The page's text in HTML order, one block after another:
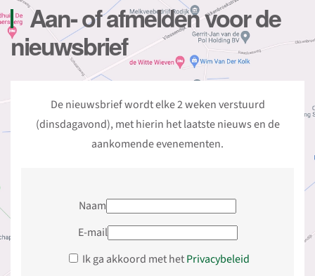
Aan- of afmelden voor de
nieuwsbrief
De nieuwsbrief wordt elke 2 weken verstuurd
(dinsdagavond), met hierin het laatste nieuws en de
aankomende evenementen.
Naam
E-mail
Ik ga akkoord met hetPrivacybeleid